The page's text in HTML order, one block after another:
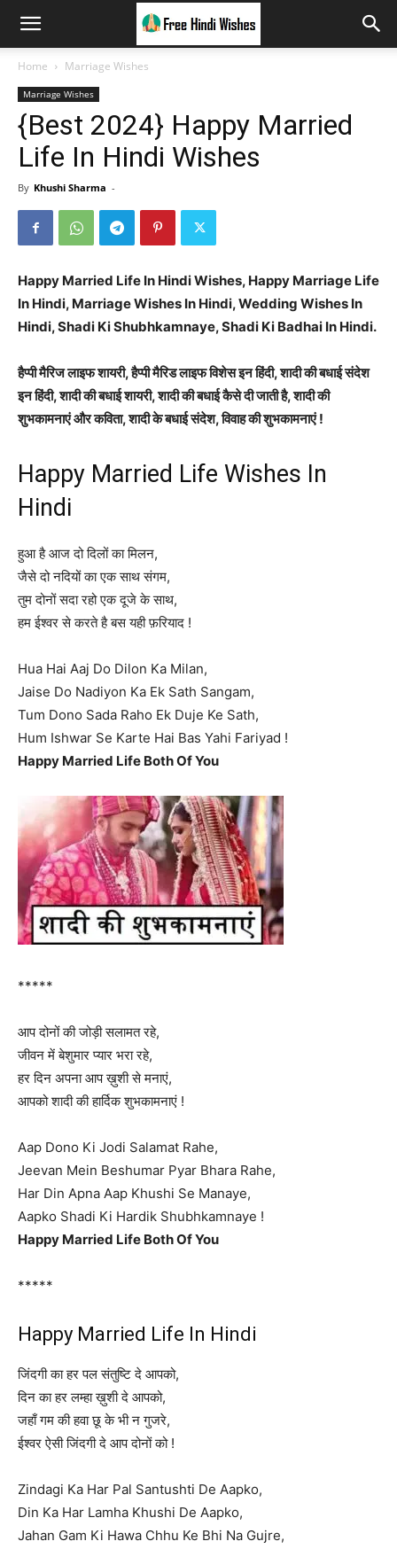
Home Marriage Wishes
Marriage Wishes
{Best 2024} Happy Married
Life In Hindi Wishes
By Khushi Sharma -
Happy Married Life In Hindi Wishes, Happy Marriage Life
In Hindi, Marriage Wishes In Hindi, Wedding Wishes In
Hindi, Shadi Ki Shubhkamnaye, Shadi Ki Badhai In Hindi.
हैप्पी मैरिज लाइफ शायरी, हैप्पी मैरिड लाइफ विशेस इन हिंदी, शादी की बधाई संदेश
इन हिंदी, शादी की बधाई शायरी, शादी की बधाई कैसे दी जाती है, शादी की
शुभकामनाएं और कविता, शादी के बधाई संदेश, विवाह की शुभकामनाएं !
Happy Married Life Wishes In
Hindi
हुआ है आज दो दिलों का मिलन,
जैसे दो नदियों का एक साथ संगम,
तुम दोनों सदा रहो एक दूजे के साथ,
हम ईश्वर से करते है बस यही फ़रियाद !
Hua Hai Aaj Do Dilon Ka Milan,
Jaise Do Nadiyon Ka Ek Sath Sangam,
Tum Dono Sada Raho Ek Duje Ke Sath,
Hum Ishwar Se Karte Hai Bas Yahi Fariyad !
Happy Married Life Both Of You
*****
आप दोनों की जोड़ी सलामत रहे,
जीवन में बेशुमार प्यार भरा रहे,
हर दिन अपना आप ख़ुशी से मनाएं,
आपको शादी की हार्दिक शुभकामनाएं !
Aap Dono Ki Jodi Salamat Rahe,
Jeevan Mein Beshumar Pyar Bhara Rahe,
Har Din Apna Aap Khushi Se Manaye,
Aapko Shadi Ki Hardik Shubhkamnaye !
Happy Married Life Both Of You
*****
Happy Married Life In Hindi
जिंदगी का हर पल संतुष्टि दे आपको,
दिन का हर लम्हा ख़ुशी दे आपको,
जहाँ गम की हवा छू के भी न गुजरे,
ईश्वर ऐसी जिंदगी दे आप दोनों को !
Zindagi Ka Har Pal Santushti De Aapko,
Din Ka Har Lamha Khushi De Aapko,
Jahan Gam Ki Hawa Chhu Ke Bhi Na Gujre,